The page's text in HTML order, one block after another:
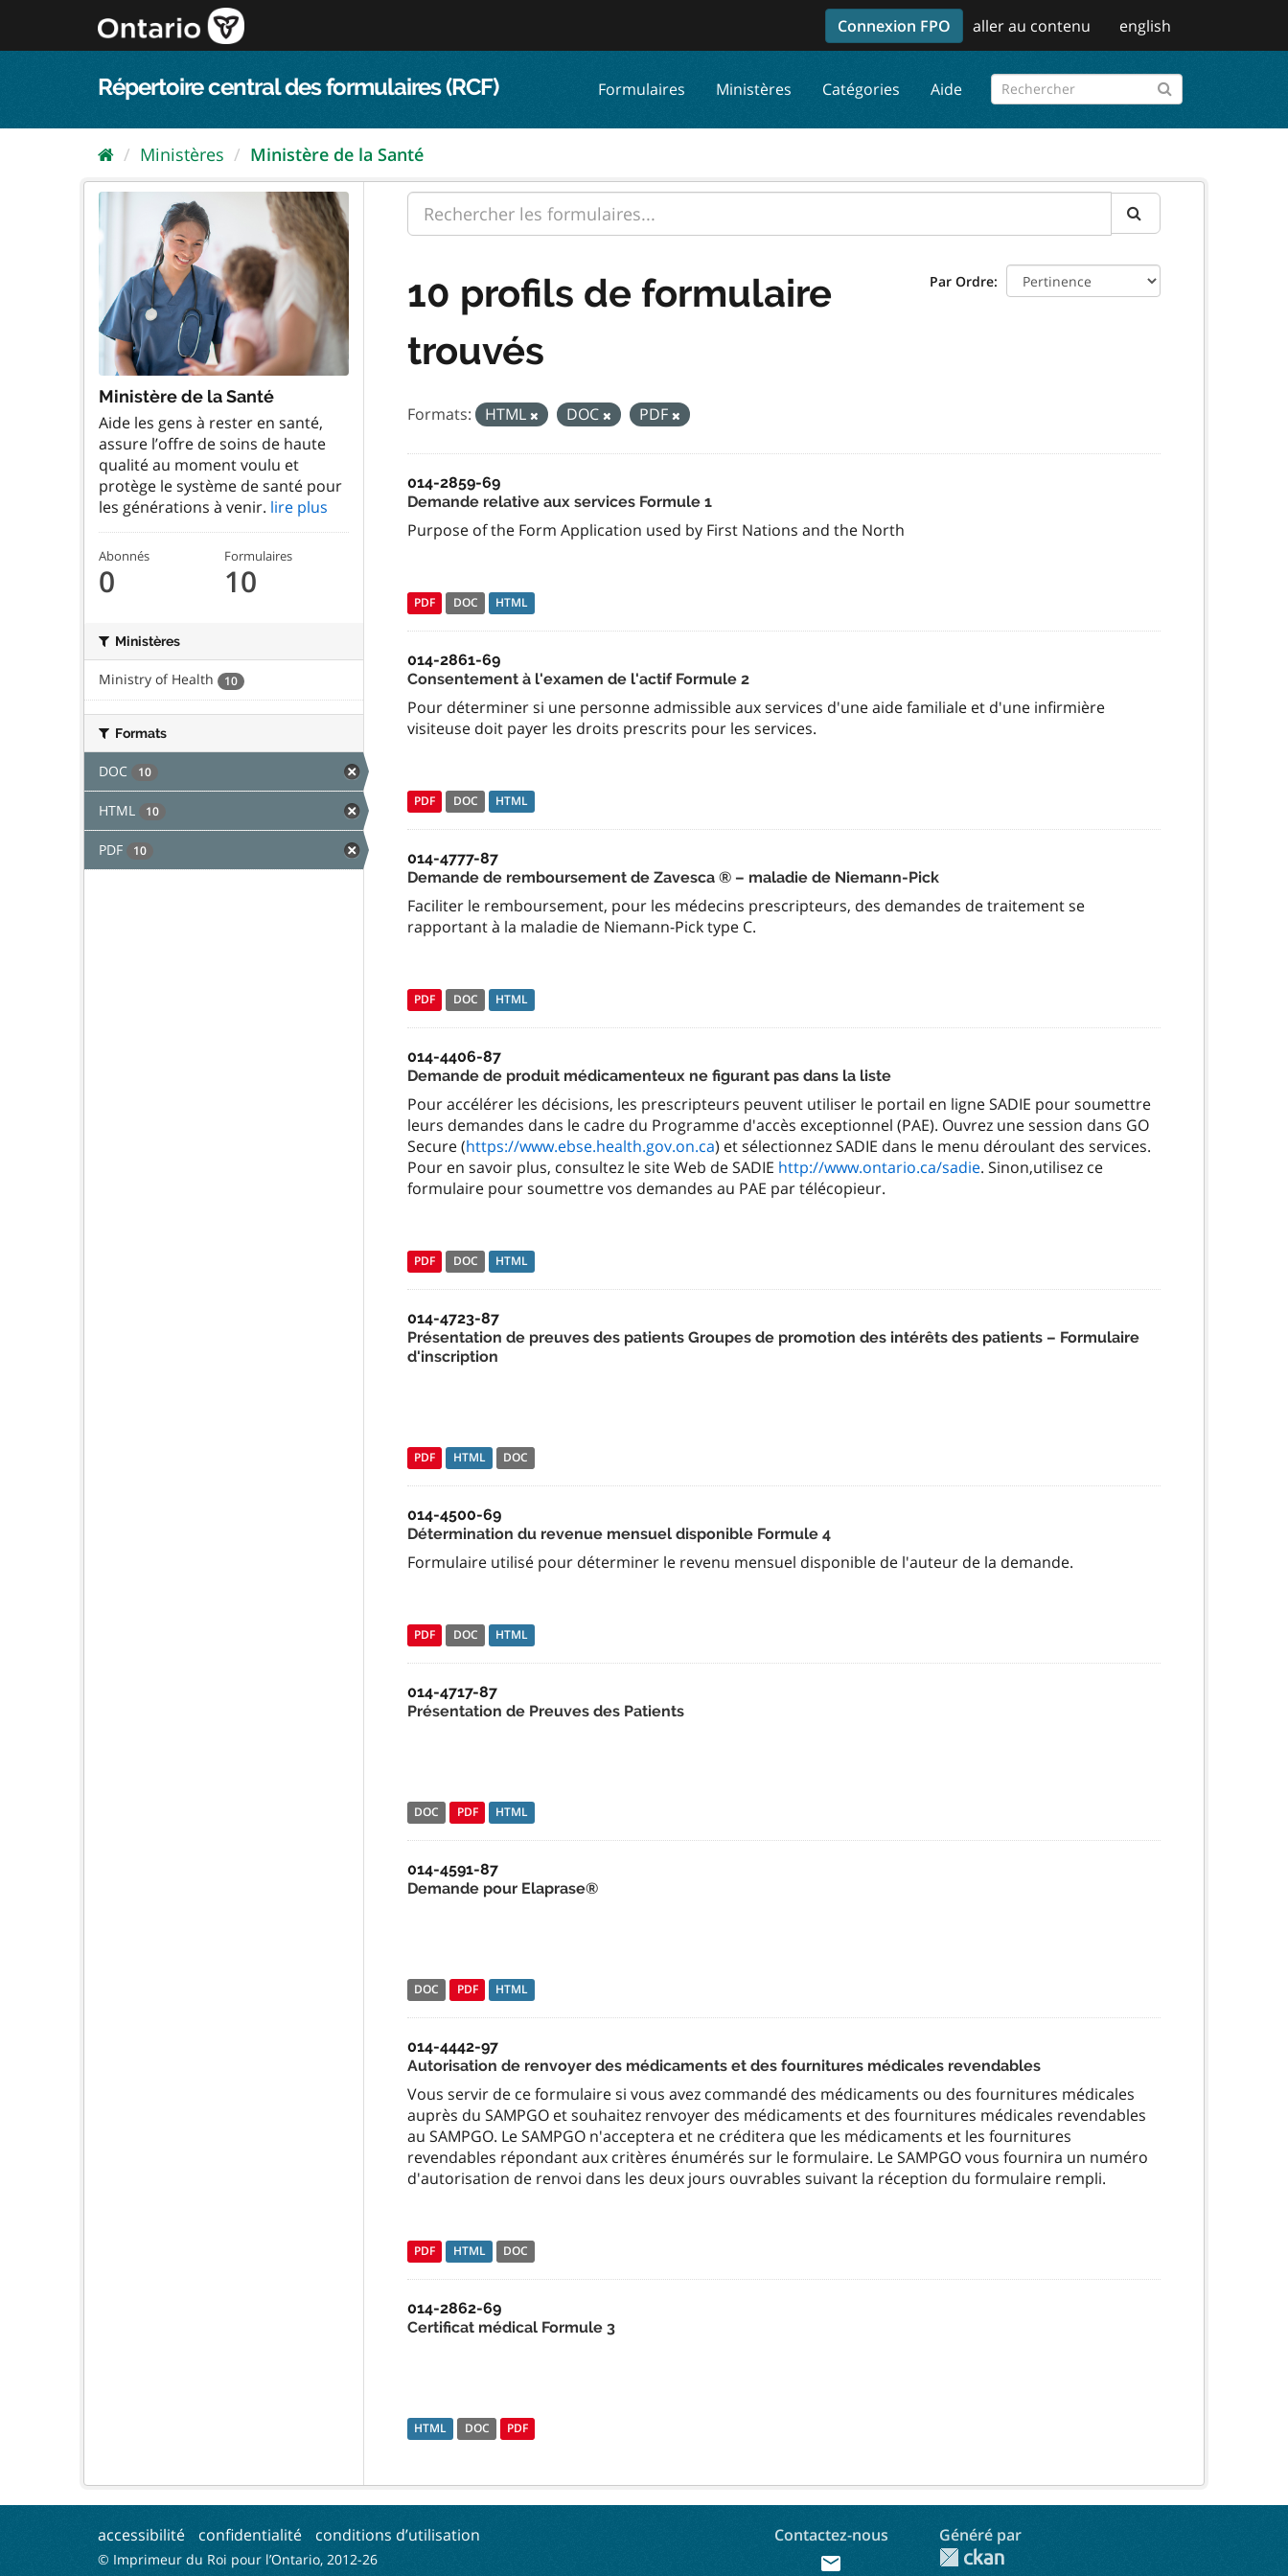
au
Connexion FPO aller au contenu english
Répertoire central des formulaires (RCF) Formulaires Ministères Catégories Aide
Ministères Ministère de la Santé
Ministère de la Santé
Aide les gens à rester en santé,
assure l’offre de soins de haute
qualité au moment voulu et
protège le système de santé pour
les générations à venir. lire plus
Abonnés
0
Formulaires
10
Ministères
Ministry of Health 10
Formats
DOC 10
HTML 10
PDF 10
Par Ordre
10 profils de formulaire
trouvés
Formats: HTML DOC PDF
014-2859-69
Demande relative aux services Formule 1
Purpose of the Form Application used by First Nations and the North
PDF DOC HTML
014-2861-69
Consentement à l'examen de l'actif Formule 2
Pour déterminer si une personne admissible aux services d'une aide familiale et d'une infirmière
visiteuse doit payer les droits prescrits pour les services.
PDF DOC HTML
014-4777-87
Demande de remboursement de Zavesca ® – maladie de Niemann-Pick
Faciliter le remboursement, pour les médecins prescripteurs, des demandes de traitement se
rapportant à la maladie de Niemann-Pick type C.
PDF DOC HTML
014-4406-87
Demande de produit médicamenteux ne figurant pas dans la liste
Pour accélérer les décisions, les prescripteurs peuvent utiliser le portail en ligne SADIE pour soumettre
leurs demandes dans le cadre du Programme d'accès exceptionnel (PAE). Ouvrez une session dans GO
Secure (https://www.ebse.health.gov.on.ca) et sélectionnez SADIE dans le menu déroulant des services.
Pour en savoir plus, consultez le site Web de SADIE http://www.ontario.ca/sadie. Sinon,utilisez ce
formulaire pour soumettre vos demandes au PAE par télécopieur.
PDF DOC HTML
014-4723-87
Présentation de preuves des patients Groupes de promotion des intérêts des patients – Formulaire
d'inscription
PDF HTML DOC
014-4500-69
Détermination du revenue mensuel disponible Formule 4
Formulaire utilisé pour déterminer le revenu mensuel disponible de l'auteur de la demande.
PDF DOC HTML
014-4717-87
Présentation de Preuves des Patients
DOC PDF HTML
014-4591-87
Demande pour Elaprase®
DOC PDF HTML
014-4442-97
Autorisation de renvoyer des médicaments et des fournitures médicales revendables
Vous servir de ce formulaire si vous avez commandé des médicaments ou des fournitures médicales
auprès du SAMPGO et souhaitez renvoyer des médicaments et des fournitures médicales revendables
au SAMPGO. Le SAMPGO n'acceptera et ne créditera que les médicaments et les fournitures
revendables répondant aux critères énumérés sur le formulaire. Le SAMPGO vous fournira un numéro
d'autorisation de renvoi dans les deux jours ouvrables suivant la réception du formulaire rempli.
PDF HTML DOC
014-2862-69
Certificat médical Formule 3
HTML DOC PDF
accessibilité confidentialité conditions d’utilisation
© Imprimeur du Roi pour l’Ontario, 2012-26
Contactez-nous
mail
Généré par